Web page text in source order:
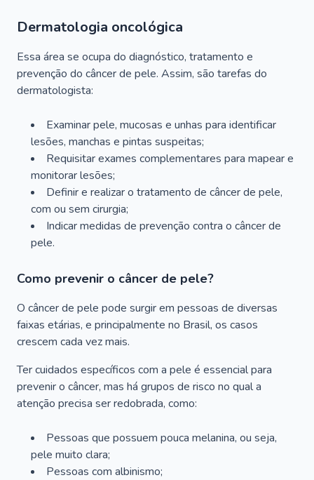
Dermatologia oncológica
Essa área se ocupa do diagnóstico, tratamento e
prevenção do câncer de pele. Assim, são tarefas do
dermatologista:
Examinar pele, mucosas e unhas para identificar
lesões, manchas e pintas suspeitas;
Requisitar exames complementares para mapear e
monitorar lesões;
Definir e realizar o tratamento de câncer de pele,
com ou sem cirurgia;
Indicar medidas de prevenção contra o câncer de
pele.
Como prevenir o câncer de pele?
O câncer de pele pode surgir em pessoas de diversas
faixas etárias, e principalmente no Brasil, os casos
crescem cada vez mais.
Ter cuidados específicos com a pele é essencial para
prevenir o câncer, mas há grupos de risco no qual a
atenção precisa ser redobrada, como:
Pessoas que possuem pouca melanina, ou seja,
pele muito clara;
Pessoas com albinismo;